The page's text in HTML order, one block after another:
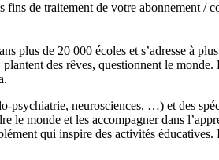
de traitement de votre abonnement /
plus de 20 000 écoles et s’adresse à
des rêves, questionnent le monde.
psychiatrie, neurosciences, …) et des
le monde et les accompagner dans
qui inspire des activités éducatives.